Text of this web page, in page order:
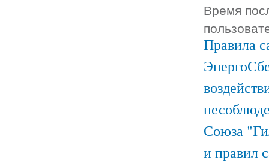
Время
Правила
Союза
и правил